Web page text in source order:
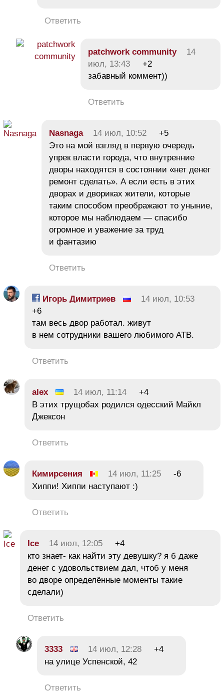
Ответить
patchwork community
14
июл, 13:43
+2
забавный коммент))
Ответить
Nasnaga 14 июл, 10:52
+5
Это на мой взгляд в первую очередь
упрек власти города, что внутренние
дворы находятся в состоянии «нет денег
ремонт сделать». А если есть в этих
дворах и двориках жители, которые
таким способом преображают то уныние,
которое мы наблюдаем — спасибо
огромное и уважение за труд
и фантазию
Ответить
Игорь Димитриев
14 июл, 10:53
+6
там весь двор работал. живут
в нем сотрудники вашего любимого АТВ.
Ответить
alex 14 июл, 11:14
+4
В этих трущобах родился одесский Майкл
Джексон
Ответить
Кимирсения 14 июл, 11:25
-6
Хиппи! Хиппи наступают :)
Ответить
Ice 14 июл, 12:05
+4
кто знает- как найти эту девушку? я б даже
денег с удовольствием дал, чтоб у меня
во дворе определённые моменты такие
сделали)
Ответить
3333 14 июл, 12:28
+4
на улице Успенской, 42
Ответить